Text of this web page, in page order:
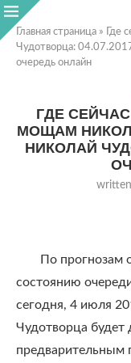
Главная страница »
Где
Чудотворца:
очередь онлайн
ГДЕ
МОЩАМ
НИКОЛАЙ
По прогнозам
состоянию
сегодня, 4 июля
Чудотворца будет
предварительным